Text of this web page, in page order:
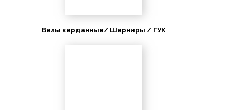
Валы карданные/ Шарниры / ГУК